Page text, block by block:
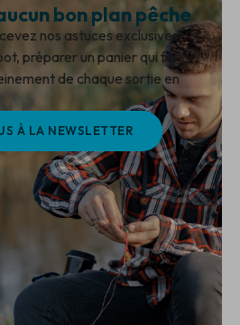
bon plan pêche
nos astuces exclusives
préparer un panier qui fait
de chaque sortie en
À LA NEWSLETTER